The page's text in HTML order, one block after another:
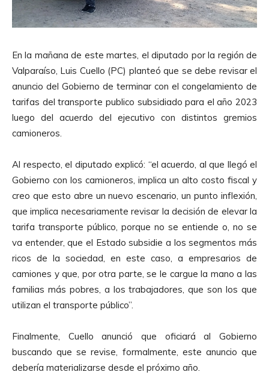
En la mañana de este martes, el diputado por la región de
Valparaíso, Luis Cuello (PC) planteó que se debe revisar el
anuncio del Gobierno de terminar con el congelamiento de
tarifas del transporte publico subsidiado para el año 2023
luego del acuerdo del ejecutivo con distintos gremios
camioneros.
Al respecto, el diputado explicó: “el acuerdo, al que llegó el
Gobierno con los camioneros, implica un alto costo fiscal y
creo que esto abre un nuevo escenario, un punto inflexión,
que implica necesariamente revisar la decisión de elevar la
tarifa transporte público, porque no se entiende o, no se
va entender, que el Estado subsidie a los segmentos más
ricos de la sociedad, en este caso, a empresarios de
camiones y que, por otra parte, se le cargue la mano a las
familias más pobres, a los trabajadores, que son los que
utilizan el transporte público”.
Finalmente, Cuello anunció que oficiará al Gobierno
buscando que se revise, formalmente, este anuncio que
debería materializarse desde el próximo año.